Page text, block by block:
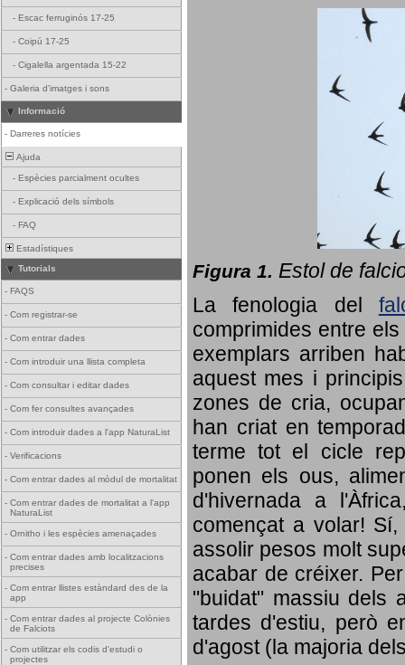
- Escac ferruginós 17-25
- Coipú 17-25
- Cigalella argentada 15-22
- Galeria d'imatges i sons
Informació
- Darreres notícies
Ajuda
- Espècies parcialment ocultes
- Explicació dels símbols
- FAQ
Estadístiques
Tutorials
- FAQS
- Com registrar-se
- Com entrar dades
- Com introduir una llista completa
- Com consultar i editar dades
- Com fer consultes avançades
- Com introduir dades a l'app NaturaList
- Verificacions
- Com entrar dades al mòdul de mortalitat
- Com entrar dades de mortalitat a l'app
NaturaList
- Ornitho i les espècies amenaçades
- Com entrar dades amb localitzacions
precises
- Com entrar llistes estàndard des de la
app
- Com entrar dades al projecte Colònies
de Falciots
- Com utilitzar els codis d'estudi o
projectes
Figura 1. Estol de
La fenologia del
comprimides entre
exemplars arriben
aquest mes i
zones de cria,
han criat en
terme tot el cicle
ponen els ous,
d'hivernada a
començat a volar!
assolir pesos molt
acabar de créixer.
"buidat" massiu dels
tardes d'estiu, però
d'agost (la majoria